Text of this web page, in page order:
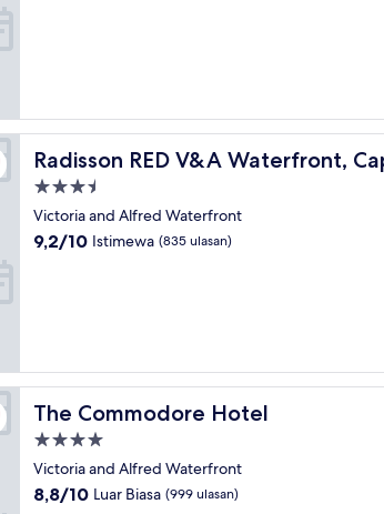
Radisson RED V&A Waterfront,
Radisson RED V&A Waterfront, Cape Town
Properti
bintang
3.5
Victoria and Alfred Waterfront
9.2
9,2/10 Istimewa (835 ulasan)
The Commodore Hotel
The Commodore Hotel
Properti
bintang
4.0
Victoria and Alfred Waterfront
8.8
8,8/10 Luar Biasa (999 ulasan)